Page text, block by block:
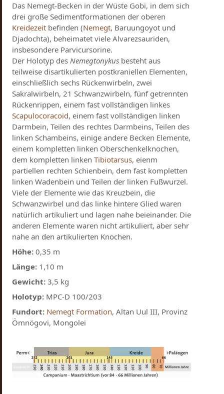
Das Nemegt-Becken in der Wüste Gobi, in dem sich
drei große Sedimentformationen der oberen
Kreidezeit befinden (Nemegt, Baruungoyot und
Djadochta), beheimatet viele Alvarezsauriden,
insbesondere Parvicursorine.
Der Holotyp desNemegtonykus besteht aus
teilweise disartikulierten postkraniellen Elementen,
einschließlich sechs Rückenwirbeln, zwei
Sakralwirbeln, 21 Schwanzwirbeln, fünf getrennten
Rückenrippen, einem fast vollständigen linkes
Scapulocoracoid, einem fast vollständigen linken
Darmbein, Teilen des rechtes Darmbeins, Teilen des
linken Schambeins, einige andere Becken Elemente,
einem kompletten linken Oberschenkelknochen,
dem kompletten linkenTibiotarsus, eienm
partiellen rechten Schienbein, dem fast kompletten
linken Wadenbein und Teilen der linken Fußwurzel.
Viele der Elemente wie das Kreuzbein, die
Schwanzwirbel und das linke hintere Glied waren
natürlich artikuliert und lagen nahe beieinander. Die
anderen Elemente waren nicht artikuliert, aber sehr
nahe an den artikulierten Knochen.
Höhe: 0,35 m
Länge: 1,10 m
Gewicht: 3,5 kg
Holotyp: MPC-D 100/203
Fundort: Nemegt Formation, Altan Uul III, Provinz
Ömnögovi, Mongolei